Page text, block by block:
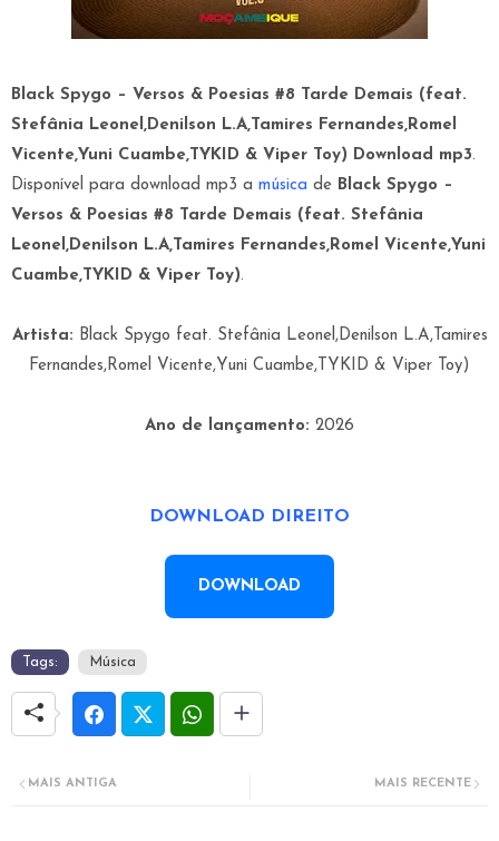
Black Spygo – Versos & Poesias #8 Tarde Demais (feat.
Stefânia Leonel,Denilson L.A,Tamires Fernandes,Romel
Vicente,Yuni Cuambe,TYKID & Viper Toy) Download mp3.
Disponível para download mp3 a música de Black Spygo –
Versos & Poesias #8 Tarde Demais (feat. Stefânia
Leonel,Denilson L.A,Tamires Fernandes,Romel Vicente,Yuni
Cuambe,TYKID & Viper Toy).
Artista: Black Spygo feat. Stefânia Leonel,Denilson L.A,Tamires
Fernandes,Romel Vicente,Yuni Cuambe,TYKID & Viper Toy)
Ano de lançamento: 2026
DOWNLOAD DIREITO
DOWNLOAD
Tags: Música
MAIS RECENTE
MAIS ANTIGA